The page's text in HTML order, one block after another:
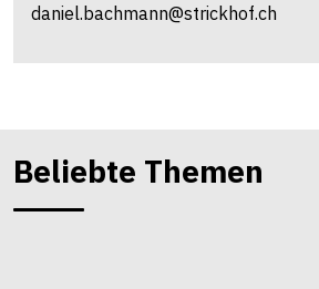
daniel.bachmann@strickhof.ch
Beliebte Themen